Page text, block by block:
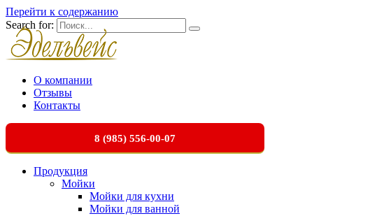
Перейти к содержанию
Search for:
О компании
Отзывы
Контакты
8 (985) 556-00-07
Продукция
Мойки
Мойки для кухни
Мойки для ванной